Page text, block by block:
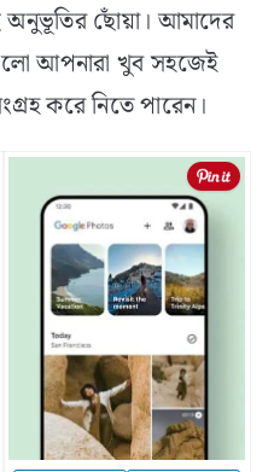
অনুভূতির ছোঁয়া। আমাদের
আপনারা খুব সহজেই
করে নিতে পারেন।